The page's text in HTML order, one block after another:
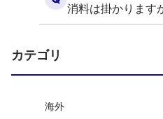
消料は掛かります
カテゴリ
海外